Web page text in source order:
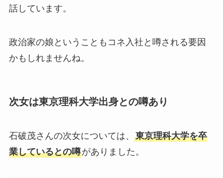
話しています。
政治家の娘ということもコネ入社と噂される要因
かもしれませんね。
次女は東京理科大学出身との噂あり
石破茂さんの次女については、 東京理科大学を卒
業しているとの噂がありました。